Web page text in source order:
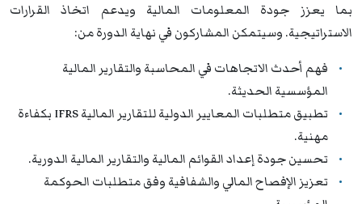
بما يعزز جودة المعلومات المالية ويدعم اتخاذ القرارات
الاستراتيجية. وسيتمكن المشاركون في نهاية الدورة من:
فهم أحدث الاتجاهات في المحاسبة والتقارير المالية
المؤسسية الحديثة.
تطبيق متطلبات المعايير الدولية للتقارير المالية IFRS بكفاءة
مهنية.
تحسين جودة إعداد القوائم المالية والتقارير المالية الدورية.
تعزيز الإفصاح المالي والشفافية وفق متطلبات الحوكمة